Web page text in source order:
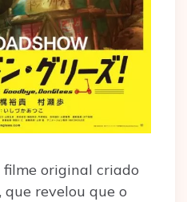
filme original criado
, que revelou que o